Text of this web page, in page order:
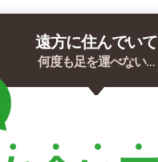
遠方に住んでいて
何度も足を運べない…